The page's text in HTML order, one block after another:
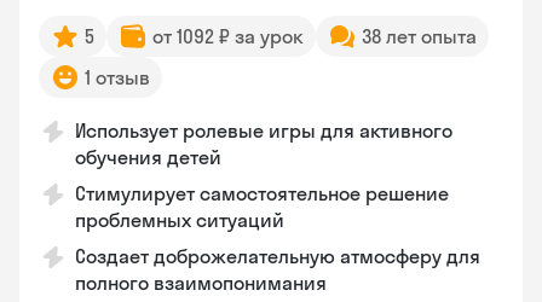
5 от 1092 ₽ за урок
38 лет опыта
1 отзыв
Использует ролевые игры для активного
обучения детей
Стимулирует самостоятельное решение
проблемных ситуаций
Создает доброжелательную атмосферу для
полного взаимопонимания